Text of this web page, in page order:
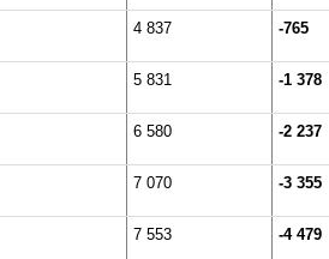
4 837 -765
5 831 -1 378
6 580 -2 237
7 070 -3 355
7 553 -4 479